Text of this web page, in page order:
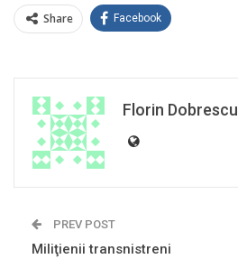
Share Facebook
Florin Dobrescu
PREV POST
Miliţienii transnistreni